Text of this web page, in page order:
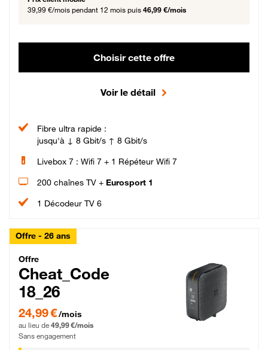
39,99 €/mois pendant 12 mois puis 46,99 €/mois
Choisir cette offre
Voir le détail
Fibre ultra rapide :
jusqu'à ↓ 8 Gbit/s ↑ 8 Gbit/s
Livebox 7 : Wifi 7 + 1 Répéteur Wifi 7
200 chaînes TV + Eurosport 1
1 Décodeur TV 6
Offre - 26 ans
Cheat_Code Fibre_18_26
Offre
Cheat_Code
18_26
24,99 € par mois pendant 0 mois puis 49,99 € par mois, Sans engagement
24,99 €/mois
au lieu de 49,99 €/mois
Sans engagement